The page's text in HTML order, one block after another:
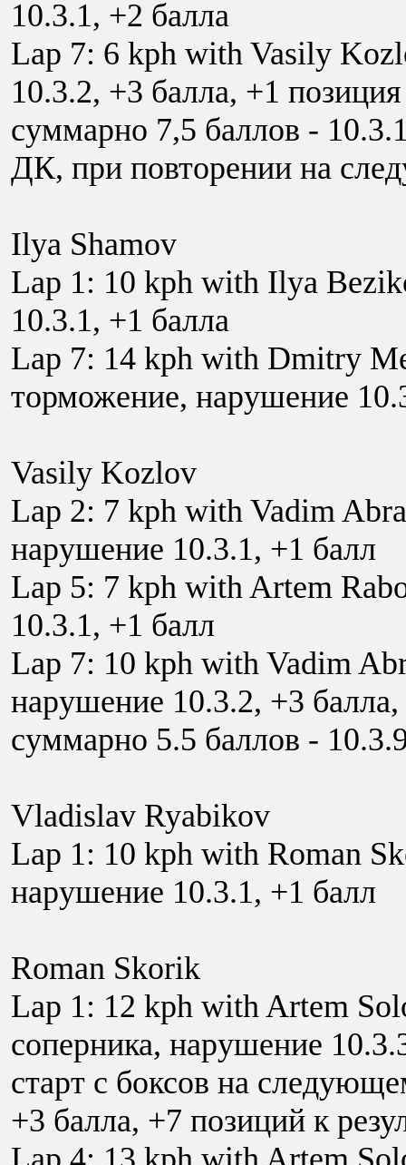
10.3.1, +2 балла
Lap 7: 6 kph with Vasily
10.3.2, +3 балла, +1 позиция
суммарно 7,5 баллов -
ДК, при повторении на
Ilya Shamov
Lap 1: 10 kph with Ilya
10.3.1, +1 балла
Lap 7: 14 kph with Dmitry
торможение, нарушение
Vasily Kozlov
Lap 2: 7 kph with Vadim
нарушение 10.3.1, +1 балл
Lap 5: 7 kph with Artem
10.3.1, +1 балл
Lap 7: 10 kph with Vadim
нарушение 10.3.2, +3
суммарно 5.5 баллов -
Vladislav Ryabikov
Lap 1: 10 kph with Roman
нарушение 10.3.1, +1 балл
Roman Skorik
Lap 1: 12 kph with Artem
соперника, нарушение
старт с боксов на
+3 балла, +7 позиций к